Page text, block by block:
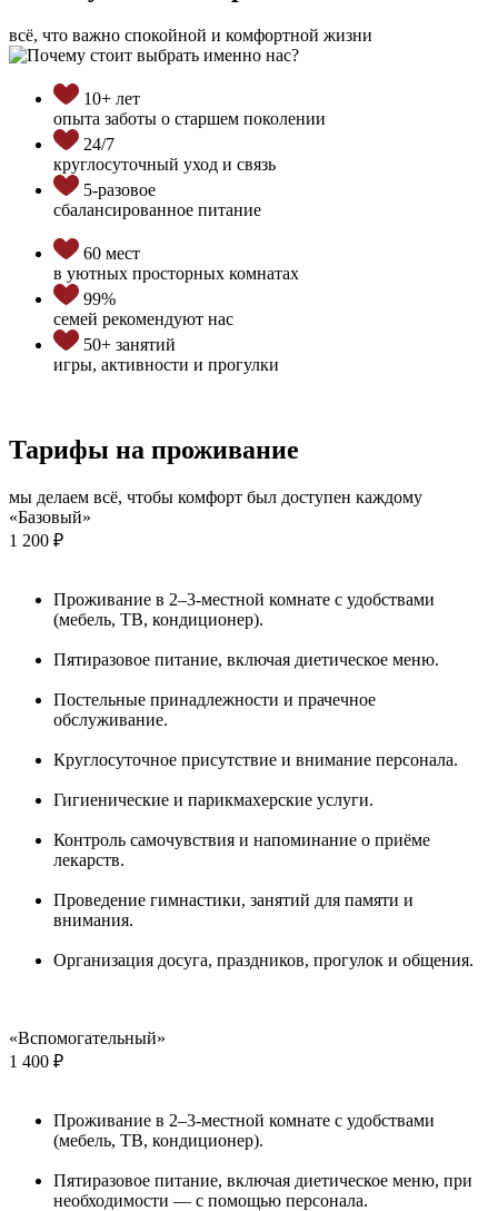
всё, что важно спокойной и комфортной жизни
10+ лет
опыта заботы о старшем поколении
24/7
круглосуточный уход и связь
5-разовое
сбалансированное питание
60 мест
в уютных просторных комнатах
99%
семей рекомендуют нас
50+ занятий
игры, активности и прогулки
Тарифы на проживание
мы делаем всё, чтобы комфорт был доступен каждому
«Базовый»
1 200 ₽
Проживание в 2–3-местной комнате с удобствами
(мебель, ТВ, кондиционер).
Пятиразовое питание, включая диетическое меню.
Постельные принадлежности и прачечное
обслуживание.
Круглосуточное присутствие и внимание персонала.
Гигиенические и парикмахерские услуги.
Контроль самочувствия и напоминание о приёме
лекарств.
Проведение гимнастики, занятий для памяти и
внимания.
Организация досуга, праздников, прогулок и общения.
«Вспомогательный»
1 400 ₽
Проживание в 2–3-местной комнате с удобствами
(мебель, ТВ, кондиционер).
Пятиразовое питание, включая диетическое меню, при
необходимости — с помощью персонала.